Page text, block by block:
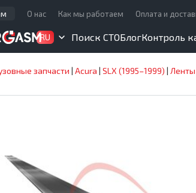
О нас Как мы работаем Оплата и
RU Поиск СТОБлогКонтроль
запчасти | Acura | SLX (1995–1999) | Ленты